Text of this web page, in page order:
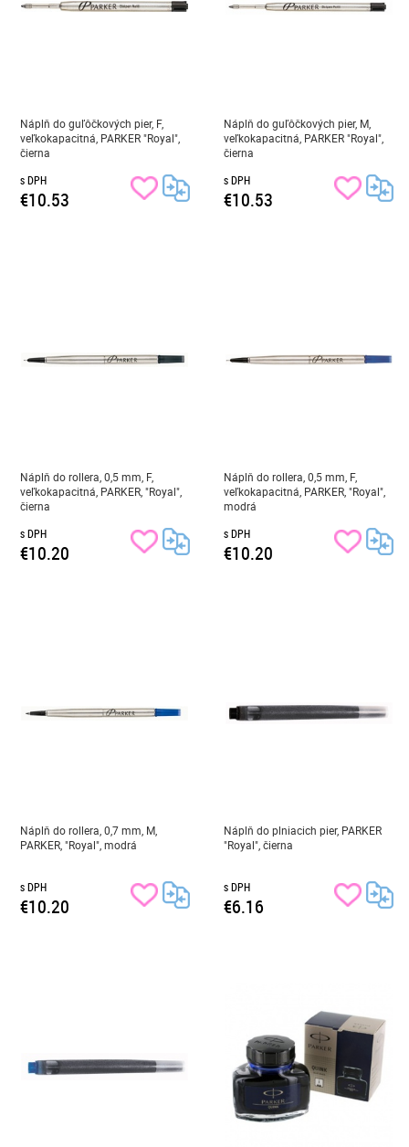
Náplň do guľôčkových pier, F,
veľkokapacitná, PARKER "Royal",
čierna
s DPH
€10.53
Náplň do guľôčkových pier, M,
veľkokapacitná, PARKER "Royal",
čierna
s DPH
€10.53
Náplň do rollera, 0,5 mm, F,
veľkokapacitná, PARKER, "Royal",
čierna
s DPH
€10.20
Náplň do rollera, 0,5 mm, F,
veľkokapacitná, PARKER, "Royal",
modrá
s DPH
€10.20
Náplň do rollera, 0,7 mm, M,
PARKER, "Royal", modrá
s DPH
€10.20
Náplň do plniacich pier, PARKER
"Royal", čierna
s DPH
€6.16